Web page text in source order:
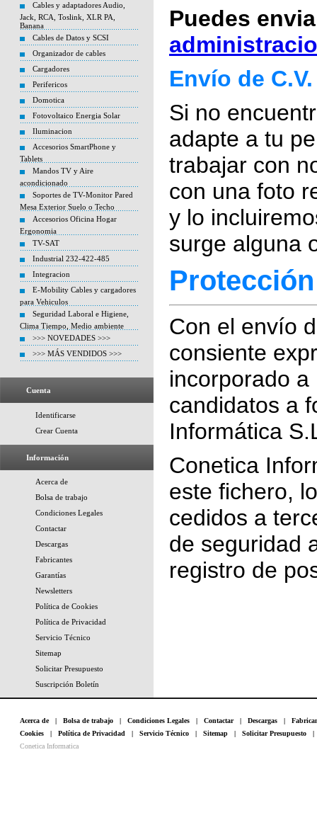
Cables y adaptadores Audio,
Jack, RCA, Toslink, XLR PA,
Banana
Cables de Datos y SCSI
Organizador de cables
Cargadores
Perifericos
Domotica
Fotovoltaico Energia Solar
Iluminacion
Accesorios SmartPhone y
Tablets
Mandos TV y Aire
acondicionado
Soportes de TV-Monitor Pared
Mesa Exterior Suelo o Techo
Accesorios Oficina Hogar
Ergonomia
TV-SAT
Industrial 232-422-485
Integracion
E-Mobility Cables y cargadores
para Vehiculos
Seguridad Laboral e Higiene,
Clima Tiempo, Medio ambiente
>>> NOVEDADES >>>
>>> MÁS VENDIDOS >>>
Cuenta
Identificarse
Crear Cuenta
Información
Acerca de
Bolsa de trabajo
Condiciones Legales
Contactar
Descargas
Fabricantes
Garantías
Newsletters
Política de Cookies
Política de Privacidad
Servicio Técnico
Sitemap
Solicitar Presupuesto
Suscripción Boletín
Puedes
Envío de
Si no
adapte a tu
trabajar con
con una foto
y lo
surge alguna
Con el envío
consiente
incorporado
candidatos a
Informática
Conetica
este fichero,
cedidos a
de seguridad
registro de
Acerca de| Bolsa de trabajo | Condiciones Legales | Contactar| Descargas |
Cookies | Política de Privacidad | Servicio Técnico | Sitemap | Solicitar Presupuesto
Conetica Informatica